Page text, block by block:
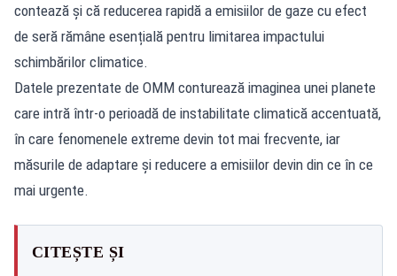
contează și că reducerea rapidă a emisiilor de gaze cu efect
de seră rămâne esențială pentru limitarea impactului
schimbărilor climatice.
Datele prezentate de OMM conturează imaginea unei planete
care intră într-o perioadă de instabilitate climatică accentuată,
în care fenomenele extreme devin tot mai frecvente, iar
măsurile de adaptare și reducere a emisiilor devin din ce în ce
mai urgente.
CITEȘTE ȘI